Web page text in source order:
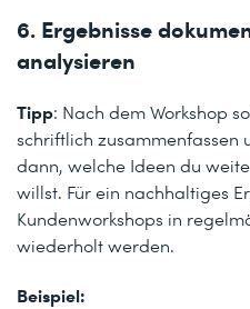
6. Ergebnisse
analysieren
Tipp: Nach dem Workshop
schriftlich zusammenfassen
dann, welche Ideen du
willst. Für ein nachhaltiges
Kundenworkshops in
wiederholt werden.
Beispiel: